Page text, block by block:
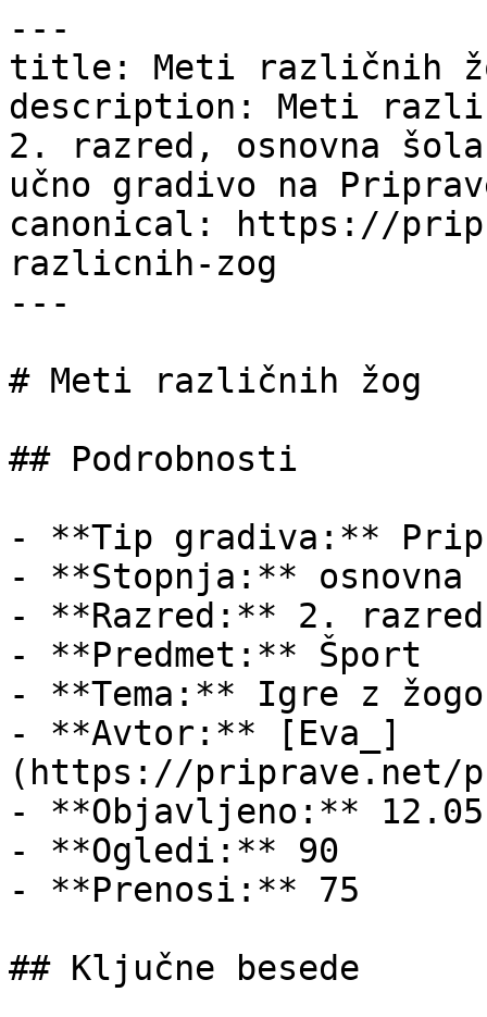
---
title: Meti različnih
description: Meti
2. razred, osnovna
učno gradivo na
canonical: https://
razlicnih-zog
---
# Meti različnih žog
## Podrobnosti
- **Tip gradiva:**
- **Stopnja:** osnovna
- **Razred:** 2. razred
- **Predmet:** Šport
- **Tema:** Igre z žogo
- **Avtor:** [Eva_]
(https://priprave.net/
- **Objavljeno:**
- **Ogledi:** 90
- **Prenosi:** 75
## Ključne besede